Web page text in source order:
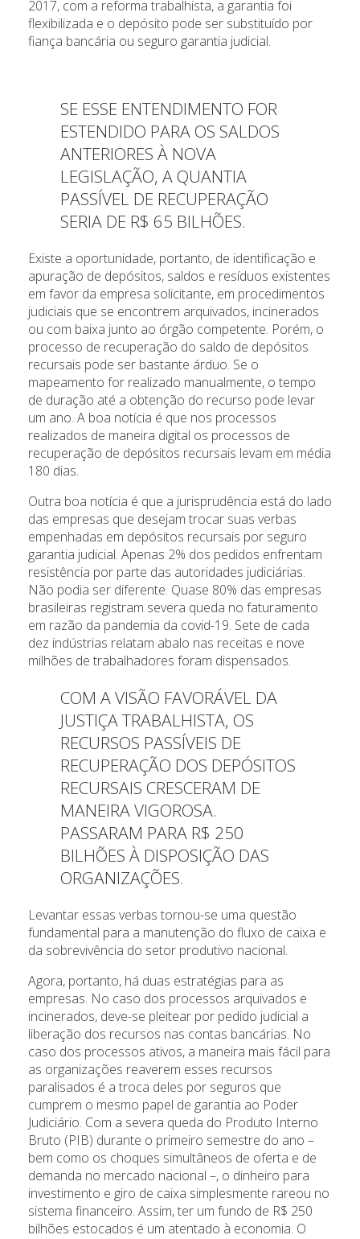
2017, com a reforma trabalhista, a garantia foi
flexibilizada e o depósito pode ser substituído por
fiança bancária ou seguro garantia judicial.
SE ESSE ENTENDIMENTO FOR
ESTENDIDO PARA OS SALDOS
ANTERIORES À NOVA
LEGISLAÇÃO, A QUANTIA
PASSÍVEL DE RECUPERAÇÃO
SERIA DE R$ 65 BILHÕES.
Existe a oportunidade, portanto, de identificação e
apuração de depósitos, saldos e resíduos existentes
em favor da empresa solicitante, em procedimentos
judiciais que se encontrem arquivados, incinerados
ou com baixa junto ao órgão competente. Porém, o
processo de recuperação do saldo de depósitos
recursais pode ser bastante árduo. Se o
mapeamento for realizado manualmente, o tempo
de duração até a obtenção do recurso pode levar
um ano. A boa notícia é que nos processos
realizados de maneira digital os processos de
recuperação de depósitos recursais levam em média
180 dias.
Outra boa notícia é que a jurisprudência está do lado
das empresas que desejam trocar suas verbas
empenhadas em depósitos recursais por seguro
garantia judicial. Apenas 2% dos pedidos enfrentam
resistência por parte das autoridades judiciárias.
Não podia ser diferente. Quase 80% das empresas
brasileiras registram severa queda no faturamento
em razão da pandemia da covid-19. Sete de cada
dez indústrias relatam abalo nas receitas e nove
milhões de trabalhadores foram dispensados.
COM A VISÃO FAVORÁVEL DA
JUSTIÇA TRABALHISTA, OS
RECURSOS PASSÍVEIS DE
RECUPERAÇÃO DOS DEPÓSITOS
RECURSAIS CRESCERAM DE
MANEIRA VIGOROSA.
PASSARAM PARA R$ 250
BILHÕES À DISPOSIÇÃO DAS
ORGANIZAÇÕES.
Levantar essas verbas tornou-se uma questão
fundamental para a manutenção do fluxo de caixa e
da sobrevivência do setor produtivo nacional.
Agora, portanto, há duas estratégias para as
empresas. No caso dos processos arquivados e
incinerados, deve-se pleitear por pedido judicial a
liberação dos recursos nas contas bancárias. No
caso dos processos ativos, a maneira mais fácil para
as organizações reaverem esses recursos
paralisados é a troca deles por seguros que
cumprem o mesmo papel de garantia ao Poder
Judiciário. Com a severa queda do Produto Interno
Bruto (PIB) durante o primeiro semestre do ano –
bem como os choques simultâneos de oferta e de
demanda no mercado nacional –, o dinheiro para
investimento e giro de caixa simplesmente rareou no
sistema financeiro. Assim, ter um fundo de R$ 250
bilhões estocados é um atentado à economia. O